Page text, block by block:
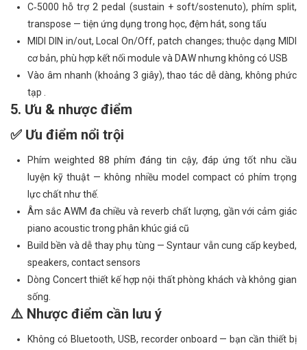
C‑5000 hỗ trợ 2 pedal (sustain + soft/sostenuto), phím split,
transpose — tiện ứng dụng trong học, đệm hát, song tấu
MIDI DIN in/out, Local On/Off, patch changes; thuộc dạng MIDI
cơ bản, phù hợp kết nối module và DAW nhưng không có USB
Vào âm nhanh (khoảng 3 giây), thao tác dễ dàng, không phức
tạp .
5. Ưu & nhược điểm
✅ Ưu điểm nổi trội
Phím weighted 88 phím đáng tin cậy, đáp ứng tốt nhu cầu
luyện kỹ thuật — không nhiều model compact có phím trọng
lực chất như thế.
Âm sắc AWM đa chiều và reverb chất lượng, gần với cảm giác
piano acoustic trong phân khúc giá cũ
Build bền và dễ thay phụ tùng — Syntaur vẫn cung cấp keybed,
speakers, contact sensors
Dòng Concert thiết kế hợp nội thất phòng khách và không gian
sống.
⚠️ Nhược điểm cần lưu ý
Không có Bluetooth, USB, recorder onboard — bạn cần thiết bị